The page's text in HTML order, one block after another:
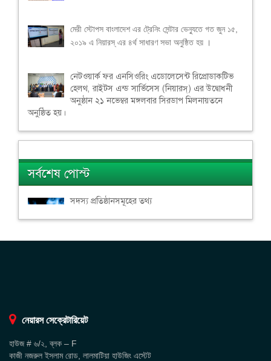
মেরী স্টোপস বাংলাদেশ এর ট্রেনিং সেন্টার ভেন্যুতে গত জুন ১৫,
২০১৯ এ নিয়ারস্ এর ৪র্থ সাধারণ সভা অনুষ্ঠিত হয় ।
নেটওয়ার্ক ফর এনসিওরিং এডোলেসেন্ট রিপ্রোডাকটিভ
হেলথ, রাইটস এন্ড সার্ভিসেস (নিয়ারস্) এর উদ্বোধনী
অনুষ্ঠান ২১ নভেম্বর মঙ্গলবার সিরডাপ মিলনায়তনে
অনুষ্ঠিত হয়।
সর্বশেষ পোস্ট
সদস্য প্রতিষ্ঠানসমূহের তথ্য
নেয়ারস সেক্রেটারিয়েট
হাউজ # ৬/২, ব্লক – F
কাজী নজরুল ইসলাম রোড, লালমাটিয়া হাউজিং এস্টেট